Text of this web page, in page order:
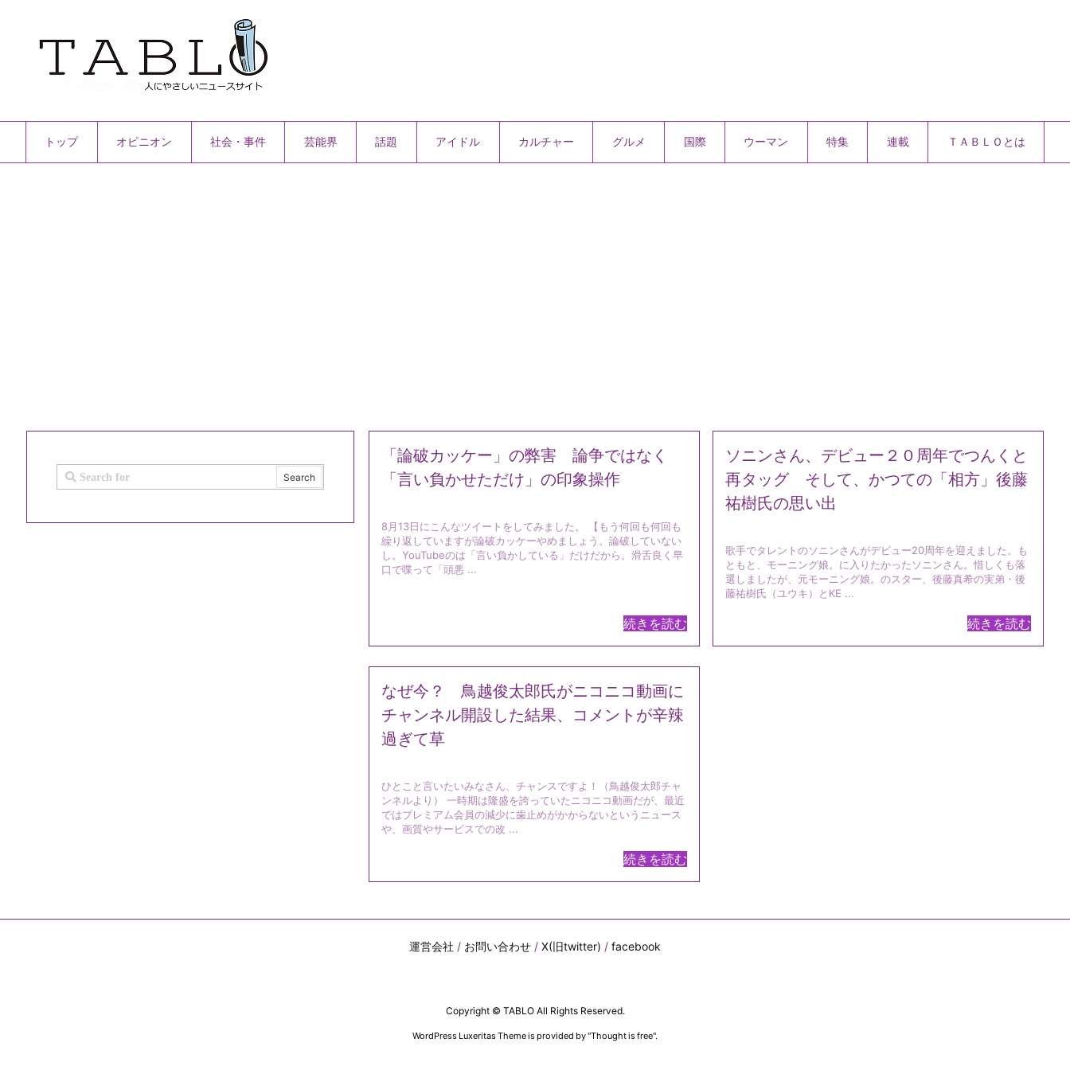
トップ オピニオン 社会・事件 芸能界 話題 アイドル カルチャー グルメ 国際 ウーマン 特集 連載 ＴＡＢＬＯとは
「論破カッケー」の弊害 論争ではなく
「言い負かせただけ」の印象操作
8月13日にこんなツイートをしてみました。 【もう何回も何回も
繰り返していますが論破カッケーやめましょう。論破していない
し。YouTubeのは「言い負かしている」だけだから。滑舌良く早
口で喋って「頭悪 ...
続きを読む
ソニンさん、デビュー２０周年でつんくと
再タッグ そして、かつての「相方」後藤
祐樹氏の思い出
歌手でタレントのソニンさんがデビュー20周年を迎えました。も
ともと、モーニング娘。に入りたかったソニンさん。惜しくも落
選しましたが、元モーニング娘。のスター、後藤真希の実弟・後
藤祐樹氏（ユウキ）とKE ...
続きを読む
なぜ今？ 鳥越俊太郎氏がニコニコ動画に
チャンネル開設した結果、コメントが辛辣
過ぎて草
ひとこと言いたいみなさん、チャンスですよ！（鳥越俊太郎チャ
ンネルより） 一時期は隆盛を誇っていたニコニコ動画だが、最近
ではプレミアム会員の減少に歯止めがかからないというニュース
や、画質やサービスでの改 ...
続きを読む
運営会社 / お問い合わせ/ X(旧twitter) / facebook
Copyright © TABLOAll Rights Reserved.
WordPress Luxeritas Theme is provided by "Thought is free".